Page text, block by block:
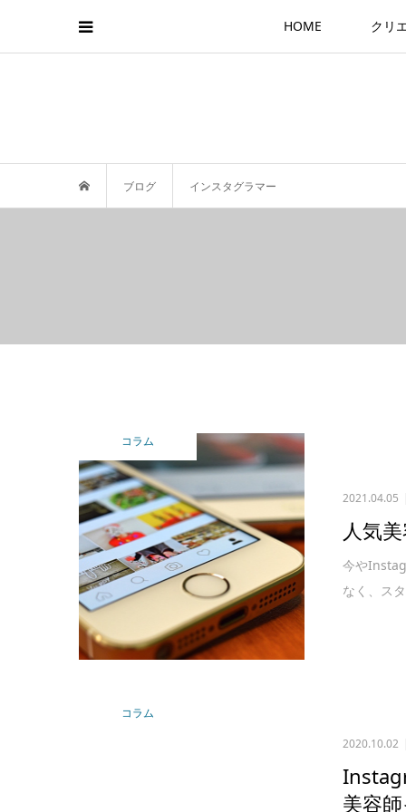
HOME クリ
ブログ インスタグラマー
コラム
2021.04.05
人気
今や
なく、ス
コラム
2020.10.02
美容